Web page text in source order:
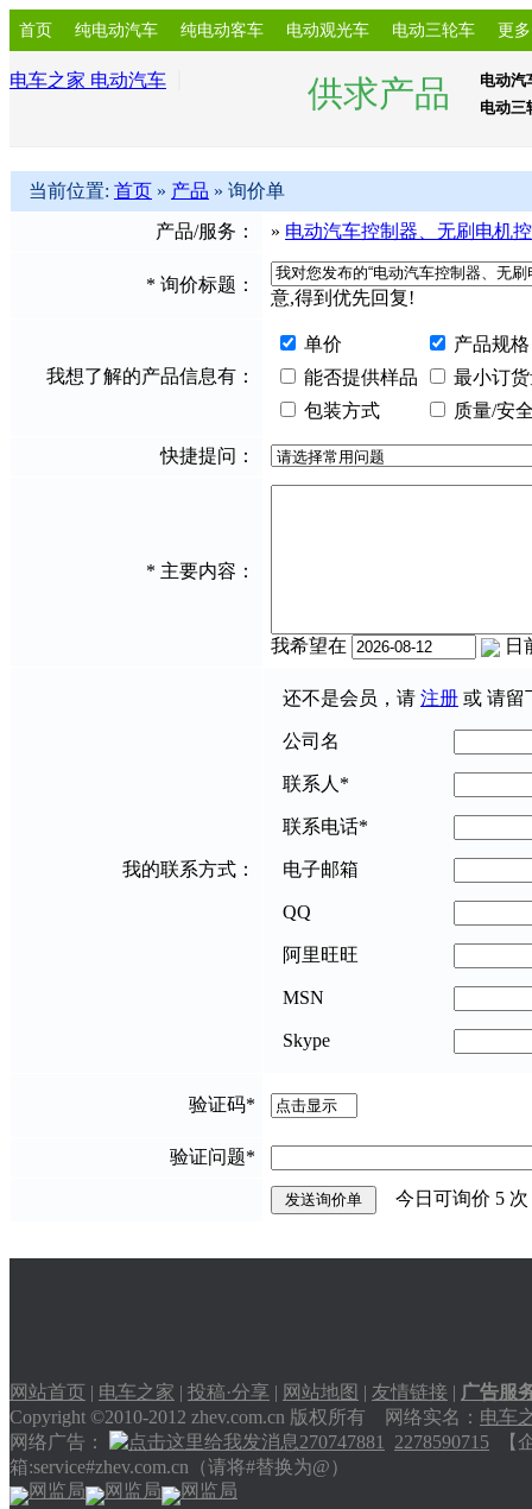
首页 纯电动汽车 纯电动客车 电动观光车 电动三轮车 更多
电车之家 电动汽车 供求产品
电动汽
电动三
当前位置: 首页 » 产品 » 询价单
产品/服务：
» 电动汽车控制器、无刷电机
* 询价标题：
意,得到优先回复!
我想了解的产品信息有：
单价
产品规格
能否提供样品
最小订
包装方式
质量/安
快捷提问：
* 主要内容：
我希望在 日
我的联系方式：
还不是会员，请 注册 或 请留
公司名
联系人 *
联系电话*
电子邮箱
QQ
阿里旺旺
MSN
Skype
验证码*
验证问题*
今日可询价 5
网站首页 | 电车之家 | 投稿·分享 | 网站地图 | 友情链接 | 广告服
Copyright ©2010-2012 zhev.com.cn 版权所有 网络实名： 电车
网络广告：
270747881 2278590715 【
箱:service#zhev.com.cn（请将#替换为@）